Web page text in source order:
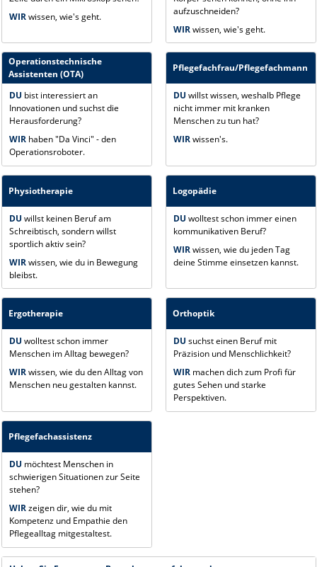
WIRwissen, wie's geht.
aufzuschneiden?
WIRwissen, wie's geht.
Operationstechnische
Assistenten (OTA)
DU bist interessiert an
Innovationen und suchst die
Herausforderung?
WIRhaben "Da Vinci" - den
Operationsroboter.
Pflegefachfrau/Pflegefachmann
DU willst wissen, weshalb Pflege
nicht immer mit kranken
Menschen zu tun hat?
WIRwissen's.
Physiotherapie
DU willst keinen Beruf am
Schreibtisch, sondern willst
sportlich aktiv sein?
WIRwissen, wie du in Bewegung
bleibst.
Logopädie
DU wolltest schon immer einen
kommunikativen Beruf?
WIRwissen, wie du jeden Tag
deine Stimme einsetzen kannst.
Ergotherapie
DU wolltest schon immer
Menschen im Alltag bewegen?
WIRwissen, wie du den Alltag von
Menschen neu gestalten kannst.
Orthoptik
DU suchst einen Beruf mit
Präzision und Menschlichkeit?
WIRmachen dich zum Profi für
gutes Sehen und starke
Perspektiven.
Pflegefachassistenz
DU möchtest Menschen in
schwierigen Situationen zur Seite
stehen?
WIRzeigen dir, wie du mit
Kompetenz und Empathie den
Pflegealltag mitgestaltest.